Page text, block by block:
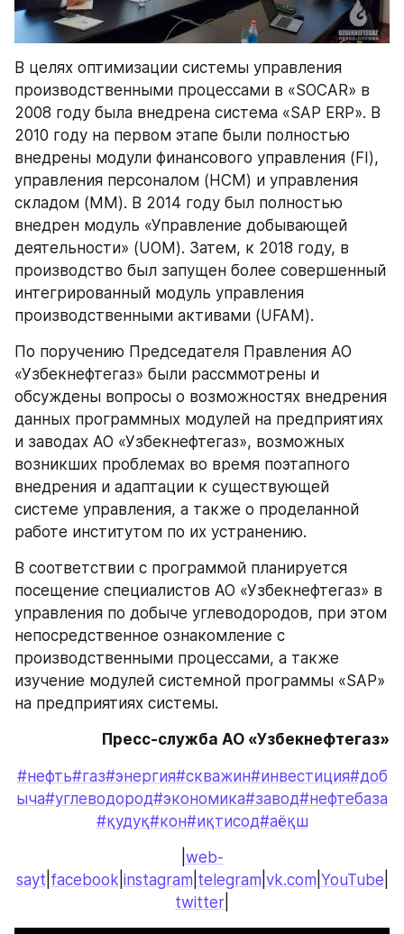
В целях оптимизации системы управления
производственными процессами в «SOCAR» в
2008 году была внедрена система «SAP ERP». В
2010 году на первом этапе были полностью
внедрены модули финансового управления (FI),
управления персоналом (HCM) и управления
складом (MM). В 2014 году был полностью
внедрен модуль «Управление добывающей
деятельности» (UOM). Затем, к 2018 году, в
производство был запущен более совершенный
интегрированный модуль управления
производственными активами (UFAM).
По поручению Председателя Правления АО
«Узбекнефтегаз» были рассммотрены и
обсуждены вопросы о возможностях внедрения
данных программных модулей на предприятиях
и заводах АО «Узбекнефтегаз», возможных
возникших проблемах во время поэтапного
внедрения и адаптации к существующей
системе управления, а также о проделанной
работе институтом по их устранению.
В соответствии с программой планируется
посещение специалистов АО «Узбекнефтегаз» в
управления по добыче углеводородов, при этом
непосредственное ознакомление с
производственными процессами, а также
изучение модулей системной программы «SAP»
на предприятиях системы.
Пресс-служба АО «Узбекнефтегаз»
#нефть#газ#энергия#скважин#инвестиция#доб
ыча#углеводород#экономика#завод#нефтебаза
#қудуқ#кон#иқтисод#аёқш
web-
sayt facebook instagram telegram vk.com YouTube
twitter